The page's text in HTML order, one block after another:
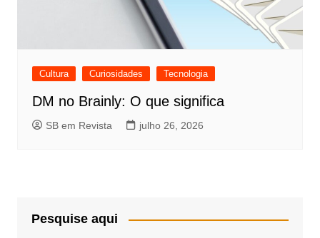
Cultura Curiosidades Tecnologia
DM no Brainly: O que significa
SB em Revista julho 26, 2026
Pesquise aqui